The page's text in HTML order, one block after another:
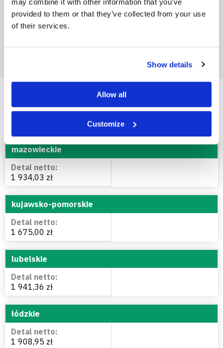
may combine it with other information that you’ve
provided to them or that they’ve collected from your use
of their services.
Show details
Allow all
Customize
megAN 33,5 - cena w
województwach
mazowieckie
1 934,03 zł
kujawsko-pomorskie
1 675,00 zł
lubelskie
1 941,36 zł
łódzkie
1 908,95 zł